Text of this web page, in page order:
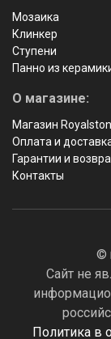
Мозаика
Клинкер
Ступени
Панно из
О магазине:
Магазин
Оплата и
Гарантии и
Контакты
©
Сайт не
Политика в